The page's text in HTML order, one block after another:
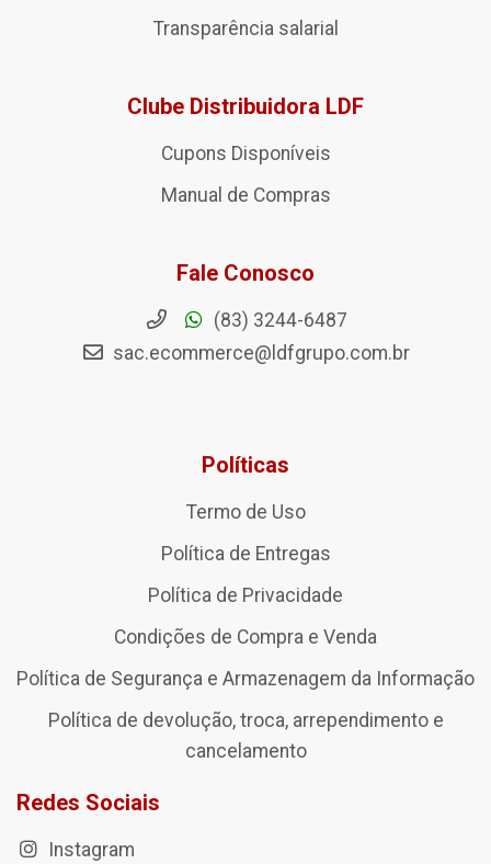
Transparência salarial
Clube Distribuidora LDF
Cupons Disponíveis
Manual de Compras
Fale Conosco
(83) 3244-6487
sac.ecommerce@ldfgrupo.com.br
Políticas
Termo de Uso
Política de Entregas
Política de Privacidade
Condições de Compra e Venda
Política de Segurança e Armazenagem da Informação
Política de devolução, troca, arrependimento e
cancelamento
Redes Sociais
Instagram